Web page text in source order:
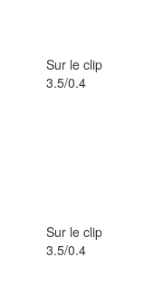
Sur le clip
3.5/0.4
Sur le clip
3.5/0.4